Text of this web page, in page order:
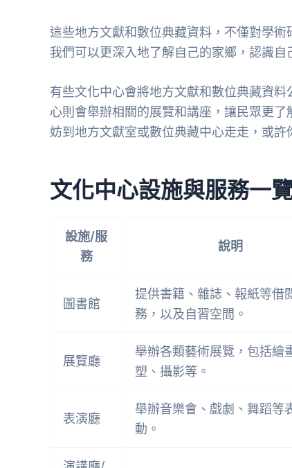
這些地方文獻和數位典藏資料，不僅對學
我們可以更深入地了解自己的家鄉，認識
有些文化中心會將地方文獻和數位典藏資
心則會舉辦相關的展覽和講座，讓民眾更
妨到地方文獻室或數位典藏中心走走，或許
文化中心設施與服務一
設施/服
務
說明
圖書館
提供書籍、雜誌、報紙等借
務，以及自習空間。
展覽廳
舉辦各類藝術展覽，包括繪
塑、攝影等。
表演廳
舉辦音樂會、戲劇、舞蹈等
動。